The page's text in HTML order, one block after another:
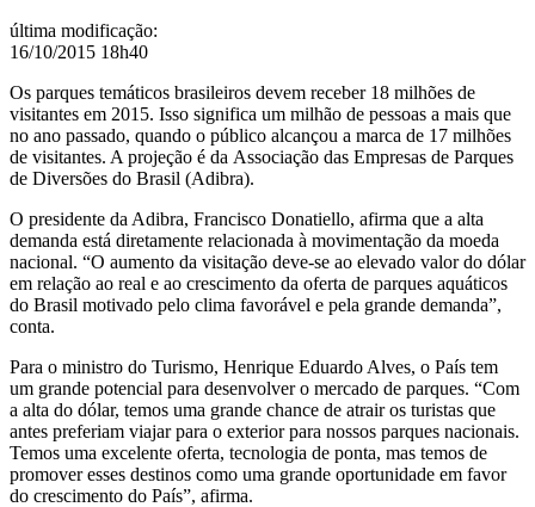
última modificação:
16/10/2015 18h40
Os parques temáticos brasileiros devem receber 18 milhões de
visitantes em 2015. Isso significa um milhão de pessoas a mais que
no ano passado, quando o público alcançou a marca de 17 milhões
de visitantes. A projeção é da Associação das Empresas de Parques
de Diversões do Brasil (Adibra).
O presidente da Adibra, Francisco Donatiello, afirma que a alta
demanda está diretamente relacionada à movimentação da moeda
nacional. “O aumento da visitação deve-se ao elevado valor do dólar
em relação ao real e ao crescimento da oferta de parques aquáticos
do Brasil motivado pelo clima favorável e pela grande demanda”,
conta.
Para o ministro do Turismo, Henrique Eduardo Alves, o País tem
um grande potencial para desenvolver o mercado de parques. “Com
a alta do dólar, temos uma grande chance de atrair os turistas que
antes preferiam viajar para o exterior para nossos parques nacionais.
Temos uma excelente oferta, tecnologia de ponta, mas temos de
promover esses destinos como uma grande oportunidade em favor
do crescimento do País”, afirma.